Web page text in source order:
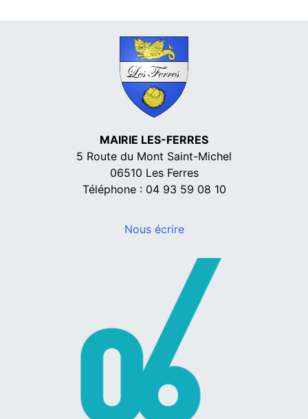
MAIRIE LES-FERRES
5 Route du Mont Saint-Michel
06510 Les Ferres
Téléphone : 04 93 59 08 10
Nous écrire